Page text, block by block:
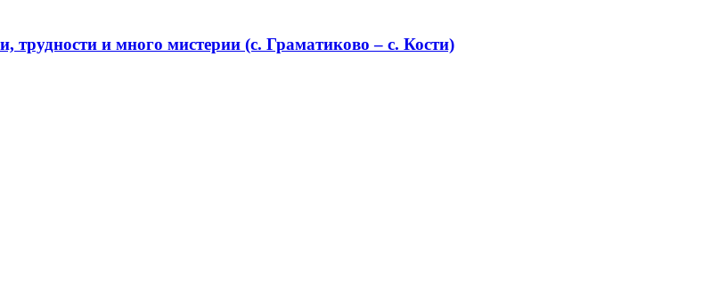
и много мистерии (с. Граматиково – с. Кости)